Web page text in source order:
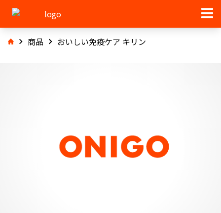
商品 おいしい免疫ケア キリン